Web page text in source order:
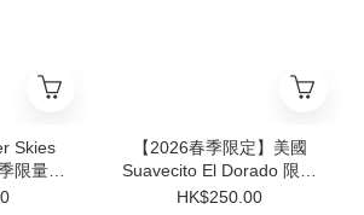
Skies
限量香
琥珀木
【2026春季限定】美國
Suavecito El Dorado 限定
古龍水 100ml | 清新柑橘木
HK$250.00